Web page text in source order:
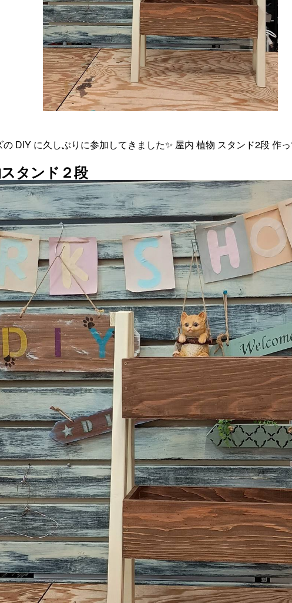
DIY に久しぶりに参加してきました✨ 屋内 植物 スタンド2段 作
タンド２段